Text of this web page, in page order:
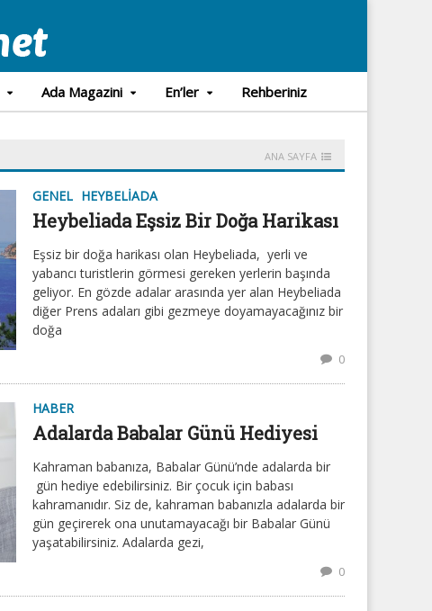
Ada Magazini En’ler Rehberiniz
ANA SAYFA
GENEL HEYBELIADA
Heybeliada Eşsiz Bir Doğa Harikası
Eşsiz bir doğa harikası olan Heybeliada, yerli ve
yabancı turistlerin görmesi gereken yerlerin başında
geliyor. En gözde adalar arasında yer alan Heybeliada
diğer Prens adaları gibi gezmeye doyamayacağınız bir
doğa
0
HABER
Adalarda Babalar Günü Hediyesi
Kahraman babanıza, Babalar Günü’nde adalarda bir
gün hediye edebilirsiniz. Bir çocuk için babası
kahramanıdır. Siz de, kahraman babanızla adalarda bir
gün geçirerek ona unutamayacağı bir Babalar Günü
yaşatabilirsiniz. Adalarda gezi,
0